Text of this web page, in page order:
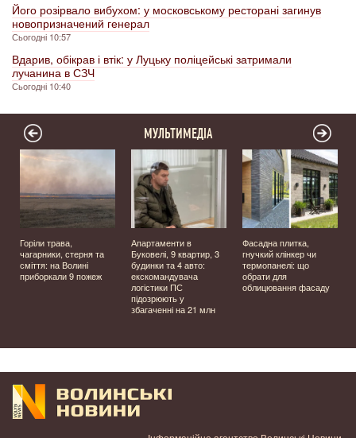
Його розірвало вибухом: у московському ресторані загинув
новопризначений генерал
Сьогодні 10:57
Вдарив, обікрав і втік: у Луцьку поліцейські затримали
лучанина в СЗЧ
Сьогодні 10:40
МУЛЬТИМЕДІА
Горіли трава,
чагарники, стерня та
сміття: на Волині
приборкали 9 пожеж
Апартаменти в
Буковелі, 9 квартир, 3
будинки та 4 авто:
екскомандувача
логістики ПС
підозрюють у
збагаченні на 21 млн
Фасадна плитка,
гнучкий клінкер чи
термопанелі: що
обрати для
облицювання фасаду